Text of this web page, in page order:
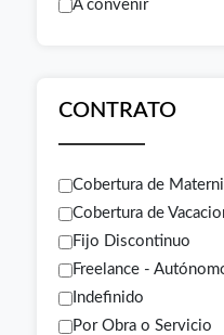
A convenir
CONTRATO
Cobertura de
Cobertura de
Fijo Discontinuo
Freelance -
Indefinido
Por Obra o Servicio